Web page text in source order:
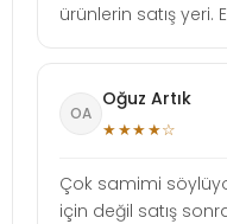
ürünlerin satış yeri.
OA
Oğuz Artık
★★★★☆
Çok samimi
için değil satış